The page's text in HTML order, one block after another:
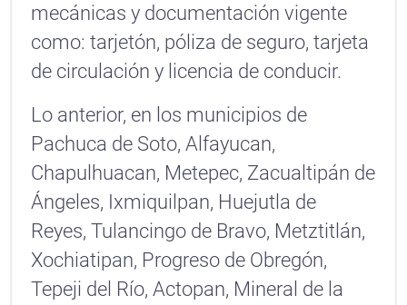
mecánicas y documentación vigente
como: tarjetón, póliza de seguro, tarjeta
de circulación y licencia de conducir.
Lo anterior, en los municipios de
Pachuca de Soto, Alfayucan,
Chapulhuacan, Metepec, Zacualtipán de
Ángeles, Ixmiquilpan, Huejutla de
Reyes, Tulancingo de Bravo, Metztitlán,
Xochiatipan, Progreso de Obregón,
Tepeji del Río, Actopan, Mineral de la